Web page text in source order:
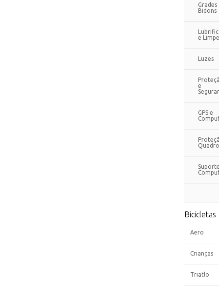
Grades
Bidons
e
Luzes
e
GPS e
Bicicletas
Aero
Crianças
Triatlo